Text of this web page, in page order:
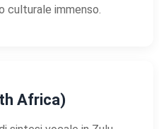
culturale immenso.
Africa)